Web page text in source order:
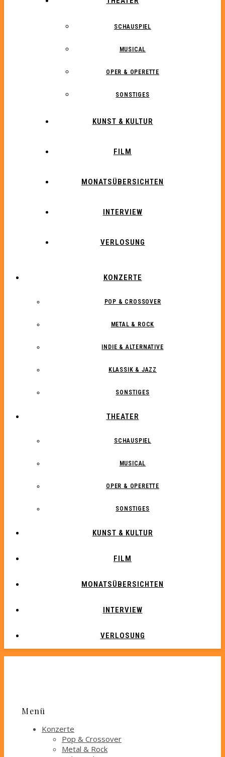
SCHAUSPIEL
MUSICAL
OPER & OPERETTE
SONSTIGES
KUNST & KULTUR
FILM
MONATSÜBERSICHTEN
INTERVIEW
VERLOSUNG
KONZERTE
POP & CROSSOVER
METAL & ROCK
INDIE & ALTERNATIVE
KLASSIK & JAZZ
SONSTIGES
THEATER
SCHAUSPIEL
MUSICAL
OPER & OPERETTE
SONSTIGES
KUNST & KULTUR
FILM
MONATSÜBERSICHTEN
INTERVIEW
VERLOSUNG
Menü
Konzerte
Pop & Crossover
Metal & Rock